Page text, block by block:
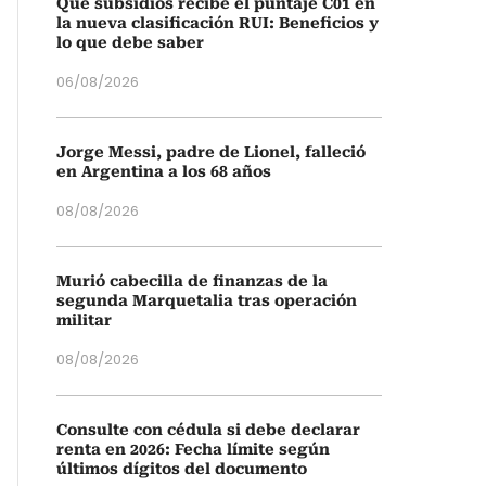
la nueva clasificación RUI: Beneficios y
lo que debe saber
06/08/2026
Jorge Messi, padre de Lionel, falleció
en Argentina a los 68 años
08/08/2026
Murió cabecilla de finanzas de la
segunda Marquetalia tras operación
militar
08/08/2026
Consulte con cédula si debe declarar
renta en 2026: Fecha límite según
últimos dígitos del documento